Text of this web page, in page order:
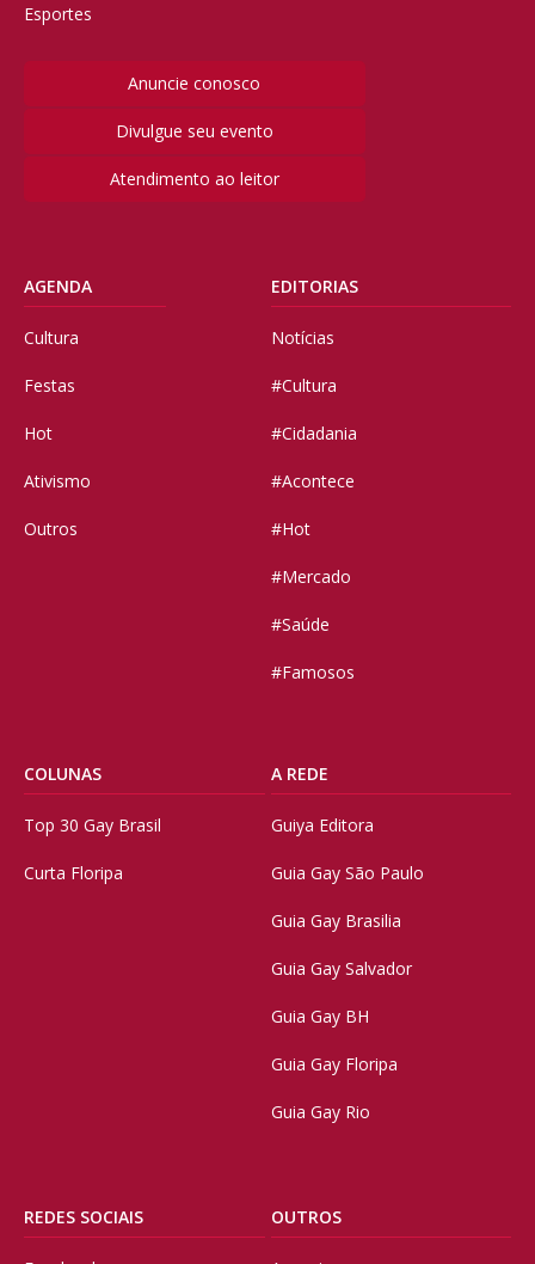
Esportes
Anuncie conosco
Divulgue seu evento
Atendimento ao leitor
AGENDA
Cultura
Festas
Hot
Ativismo
Outros
EDITORIAS
Notícias
#Cultura
#Cidadania
#Acontece
#Hot
#Mercado
#Saúde
#Famosos
COLUNAS
Top 30 Gay Brasil
Curta Floripa
A REDE
Guiya Editora
Guia Gay São Paulo
Guia Gay Brasilia
Guia Gay Salvador
Guia Gay BH
Guia Gay Floripa
Guia Gay Rio
REDES SOCIAIS OUTROS